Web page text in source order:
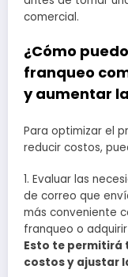
comercial.
¿Cómo
franqueo
y aumentar
Para optimizar el
reducir costos,
1. Evaluar las
de correo que
más conveniente
franqueo o
Esto te permitirá
costos y ajustar